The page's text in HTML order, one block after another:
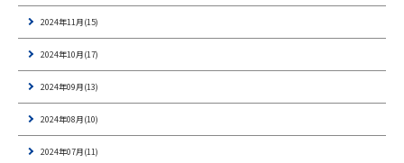
2024年11月(15)
2024年10月(17)
2024年09月(13)
2024年08月(10)
2024年07月(11)